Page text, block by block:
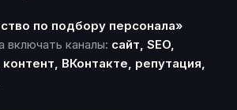
по подбору персонала»
включать каналы: сайт, SEO,
ВКонтакте, репутация,